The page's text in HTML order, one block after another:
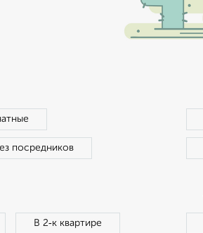
посредников
В 2‑к квартире